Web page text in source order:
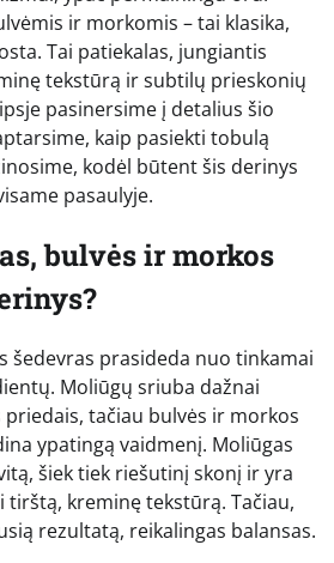
ir morkomis – tai klasika,
Tai patiekalas, jungiantis
tekstūrą ir subtilų prieskonių
pasinersime į detalius šio
kaip pasiekti tobulą
kodėl būtent šis derinys
pasaulyje.
bulvės ir morkos
šedevras prasideda nuo tinkamai
Moliūgų sriuba dažnai
tačiau bulvės ir morkos
ypatingą vaidmenį. Moliūgas
šiek tiek riešutinį skonį ir yra
tirštą, kreminę tekstūrą. Tačiau,
rezultatą, reikalingas balansas.